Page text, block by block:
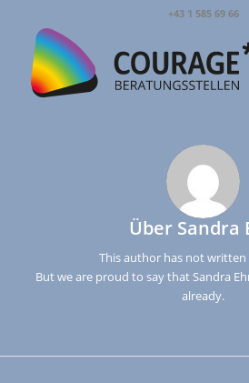
+43 1 585 69 66
Über Sandra
This author has not written
But we are proud to say that Sandra
already.